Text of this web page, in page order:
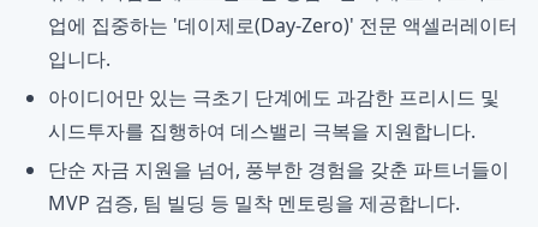
업에 집중하는 '데이제로(Day-Zero)' 전문 액셀러레이터
입니다.
아이디어만 있는 극초기 단계에도 과감한 프리시드 및
시드투자를 집행하여 데스밸리 극복을 지원합니다.
단순 자금 지원을 넘어, 풍부한 경험을 갖춘 파트너들이
MVP 검증, 팀 빌딩 등 밀착 멘토링을 제공합니다.